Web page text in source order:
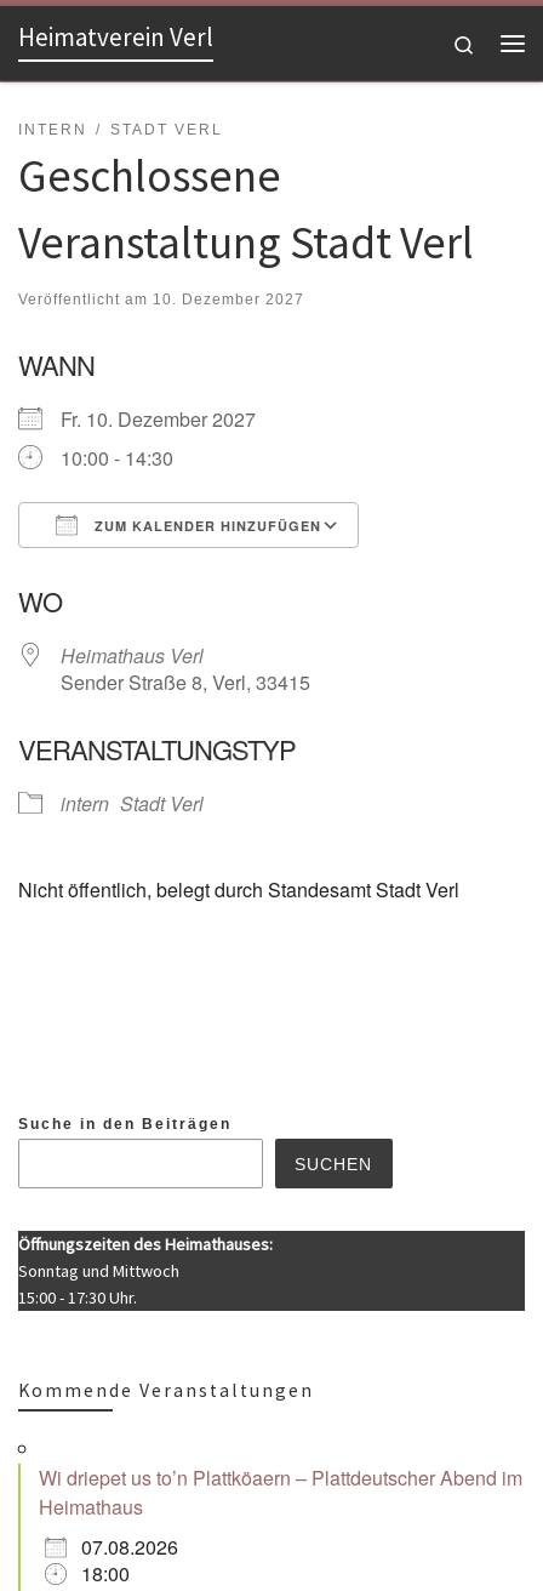
Zum Inhalt springen
Heimatverein Verl
Search
INTERN STADT VERL
Geschlossene
Veranstaltung Stadt Verl
Veröffentlicht am 10. Dezember 2027
WANN
Fr. 10. Dezember 2027
10:00 - 14:30
ZUM KALENDER HINZUFÜGEN
WO
Heimathaus Verl
Sender Straße 8, Verl, 33415
VERANSTALTUNGSTYP
intern Stadt Verl
Nicht öffentlich, belegt durch Standesamt Stadt Verl
Suche in den Beiträgen
SUCHEN
Öffnungszeiten des Heimathauses:
Sonntag und Mittwoch
15:00 - 17:30 Uhr.
Kommende Veranstaltungen
Wi driepet us to’n Plattköaern – Plattdeutscher Abend im
Heimathaus
07.08.2026
18:00